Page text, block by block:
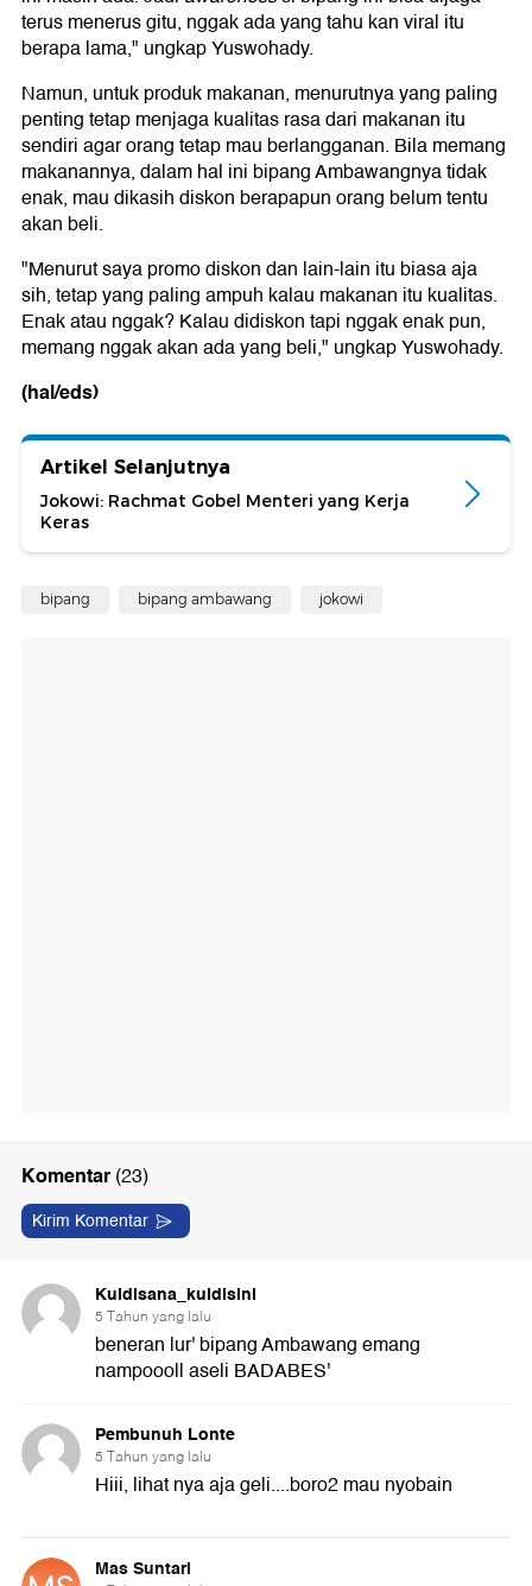
terus menerus gitu, nggak ada yang tahu kan viral itu
berapa lama," ungkap Yuswohady.
Namun, untuk produk makanan, menurutnya yang paling
penting tetap menjaga kualitas rasa dari makanan itu
sendiri agar orang tetap mau berlangganan. Bila memang
makanannya, dalam hal ini bipang Ambawangnya tidak
enak, mau dikasih diskon berapapun orang belum tentu
akan beli.
"Menurut saya promo diskon dan lain-lain itu biasa aja
sih, tetap yang paling ampuh kalau makanan itu kualitas.
Enak atau nggak? Kalau didiskon tapi nggak enak pun,
memang nggak akan ada yang beli," ungkap Yuswohady.
(hal/eds)
Artikel Selanjutnya
Jokowi: Rachmat Gobel Menteri yang Kerja
Keras
bipang bipang ambawang jokowi